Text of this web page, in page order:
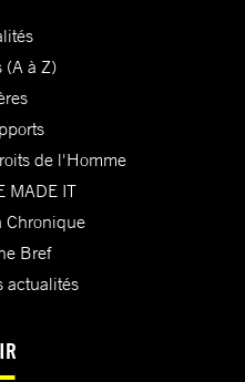
(A à Z)
de l'Homme
MADE IT
Chronique
Bref
actualités